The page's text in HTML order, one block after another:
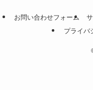
お問い合わせフォーム
プライバ